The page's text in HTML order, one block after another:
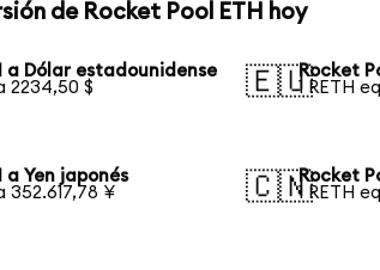
de Rocket Pool ETH hoy
a Dólar estadounidense
2234,50 $
🇪🇺Rocket
1 RETH
a Yen japonés
352.617,78 ¥
🇨🇳Rocket
1 RETH